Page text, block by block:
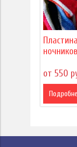
от 550